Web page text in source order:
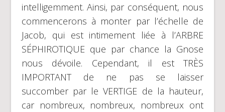
intelligemment. Ainsi, par conséquent, nous
commencerons à monter par l’échelle de
Jacob, qui est intimement liée à l’ARBRE
SÉPHIROTIQUE que par chance la Gnose
nous dévoile. Cependant, il est TRÈS
IMPORTANT de ne pas se laisser
succomber par le VERTIGE de la hauteur,
car nombreux, nombreux, nombreux ont